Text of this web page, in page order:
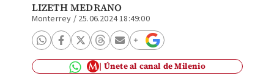
LIZETH MEDRANO
Monterrey / 25.06.2024 18:49:00
Únete al canal de Milenio